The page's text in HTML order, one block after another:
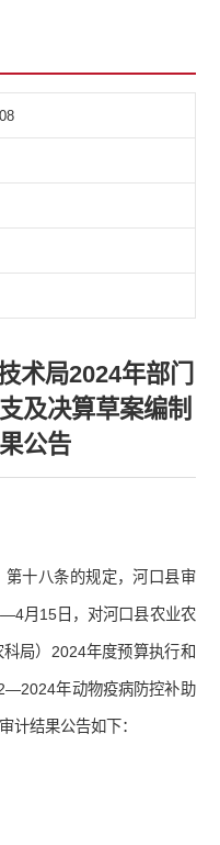
术局2024年部门
及决算草案编制
公告
十八条的规定，河口县审
月15日，对河口县农业农
局）2024年度预算执行和
年动物疫病防控补助
计结果公告如下：